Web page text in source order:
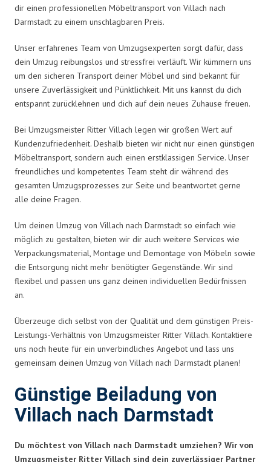
dir einen professionellen Möbeltransport von Villach nach
Darmstadt zu einem unschlagbaren Preis.
Unser erfahrenes Team von Umzugsexperten sorgt dafür, dass
dein Umzug reibungslos und stressfrei verläuft. Wir kümmern uns
um den sicheren Transport deiner Möbel und sind bekannt für
unsere Zuverlässigkeit und Pünktlichkeit. Mit uns kannst du dich
entspannt zurücklehnen und dich auf dein neues Zuhause freuen.
Bei Umzugsmeister Ritter Villach legen wir großen Wert auf
Kundenzufriedenheit. Deshalb bieten wir nicht nur einen günstigen
Möbeltransport, sondern auch einen erstklassigen Service. Unser
freundliches und kompetentes Team steht dir während des
gesamten Umzugsprozesses zur Seite und beantwortet gerne
alle deine Fragen.
Um deinen Umzug von Villach nach Darmstadt so einfach wie
möglich zu gestalten, bieten wir dir auch weitere Services wie
Verpackungsmaterial, Montage und Demontage von Möbeln sowie
die Entsorgung nicht mehr benötigter Gegenstände. Wir sind
flexibel und passen uns ganz deinen individuellen Bedürfnissen
an.
Überzeuge dich selbst von der Qualität und dem günstigen Preis-
Leistungs-Verhältnis von Umzugsmeister Ritter Villach. Kontaktiere
uns noch heute für ein unverbindliches Angebot und lass uns
gemeinsam deinen Umzug von Villach nach Darmstadt planen!
Günstige Beiladung von
Villach nach Darmstadt
Du möchtest von Villach nach Darmstadt umziehen? Wir von
Umzugsmeister Ritter Villach sind dein zuverlässiger Partner